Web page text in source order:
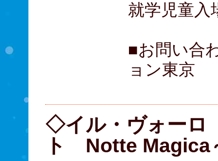
就学児童入
■お問い合
ョン東京
◇イル・ヴォーロ
ト Notte Magica